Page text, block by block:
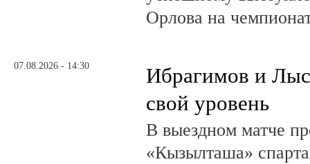
Орлова на
07.08.2026 - 14:30
Ибрагимов и
свой уровень
В выездном матче
«Кызылташа»